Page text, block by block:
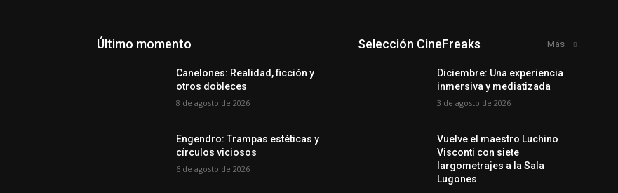
Último momento
Canelones: Realidad, ficción y
otros dobleces
8 de agosto de 2026
Engendro: Trampas estéticas y
círculos viciosos
6 de agosto de 2026
Selección CineFreaks Más
Diciembre: Una experiencia
inmersiva y mediatizada
3 de agosto de 2026
Vuelve el maestro Luchino
Visconti con siete
largometrajes a la Sala
Lugones